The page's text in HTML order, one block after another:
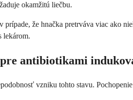
okamžitú liečbu.
že hnačka pretrváva viac ako
lekárom.
antibiotikami
vzniku tohto stavu.